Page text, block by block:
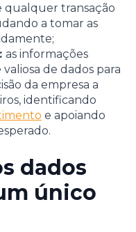
qualquer transação
a tomar as
as informações
de dados para
da empresa a
identificando
e apoiando
dados
único